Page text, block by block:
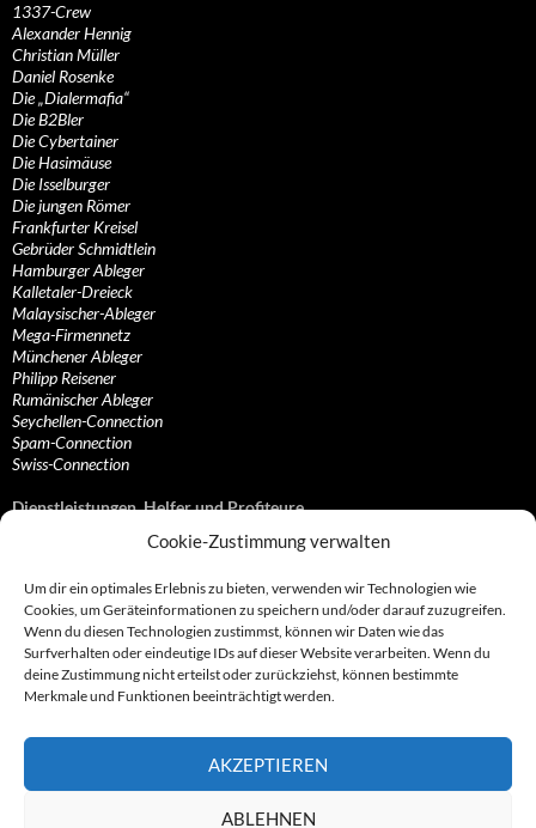
Cookie-Zustimmung verwalten
Um dir ein optimales Erlebnis zu bieten, verwenden wir Technologien wie
Cookies, um Geräteinformationen zu speichern und/oder darauf zuzugreifen.
Wenn du diesen Technologien zustimmst, können wir Daten wie das
Surfverhalten oder eindeutige IDs auf dieser Website verarbeiten. Wenn du
deine Zustimmung nicht erteilst oder zurückziehst, können bestimmte
Merkmale und Funktionen beeinträchtigt werden.
AKZEPTIEREN
ABLEHNEN
1337-Crew
Alexander Hennig
Christian Müller
Daniel Rosenke
Die „Dialermafia“
Die B2Bler
Die Cybertainer
Die Hasimäuse
Die Isselburger
Die jungen Römer
Frankfurter Kreisel
Gebrüder Schmidtlein
Hamburger Ableger
Kalletaler-Dreieck
Malaysischer-Ableger
Mega-Firmennetz
Münchener Ableger
Philipp Reisener
Rumänischer Ableger
Seychellen-Connection
Spam-Connection
Swiss-Connection
Dienstleistungen, Helfer und Profiteure
Anonymisierungsdienste, VPN- und Web-Proxy…
Bezahlsysteme, Finanzdienstleister und…
Bürodienstleister, Firmengründer- und/oder…
Datenhändler, Adressbroker und zielgerichtetes…
Hosting, Routing, Provider, Domain-, Web- und…
Inkasso, Forderungsmanagement und eintreibende…
Spieleanbieter, Online- und Browsergames
Partnerprogramme, Vertriebskanäle- und…
Telekommunikationsdienstleister, Internet…
Vereine, Verbände, Vereinigungen und Lobbyisten
Web-Rotlichtbezirk, Erotik- und XXX-Anbieter